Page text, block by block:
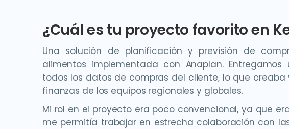
¿Cuál es tu proyecto favorito en
Una solución de planificación y previsión de
alimentos implementada con Anaplan.
todos los datos de compras del cliente, lo que
finanzas de los equipos regionales y globales.
Mi rol en el proyecto era poco convencional, ya que
me permitía trabajar en estrecha colaboración con